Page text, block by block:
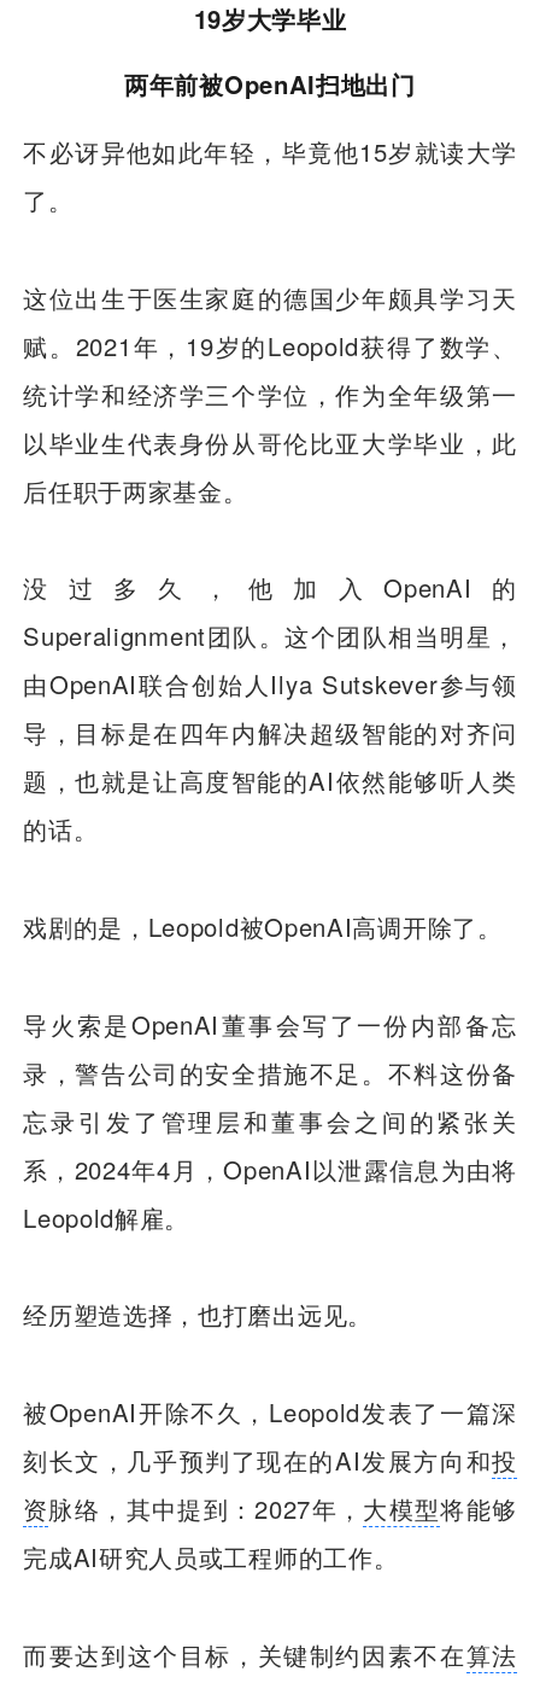
19岁大学毕业
两年前被OpenAI扫地出门
不必讶异他如此年轻，毕竟他15岁就读大学
了。
这位出生于医生家庭的德国少年颇具学习天
赋。2021年，19岁的Leopold获得了数学、
统计学和经济学三个学位，作为全年级第一
以毕业生代表身份从哥伦比亚大学毕业，此
后任职于两家基金。
没过多久，他加入OpenAI的
Superalignment团队。这个团队相当明星，
由OpenAI联合创始人Ilya Sutskever参与领
导，目标是在四年内解决超级智能的对齐问
题，也就是让高度智能的AI依然能够听人类
的话。
戏剧的是，Leopold被OpenAI高调开除了。
导火索是OpenAI董事会写了一份内部备忘
录，警告公司的安全措施不足。不料这份备
忘录引发了管理层和董事会之间的紧张关
系，2024年4月，OpenAI以泄露信息为由将
Leopold解雇。
经历塑造选择，也打磨出远见。
被OpenAI开除不久，Leopold发表了一篇深
刻长文，几乎预判了现在的AI发展方向和投
资脉络，其中提到：2027年， 大模型将能够
完成AI研究人员或工程师的工作。
而要达到这个目标，关键制约因素不在算法